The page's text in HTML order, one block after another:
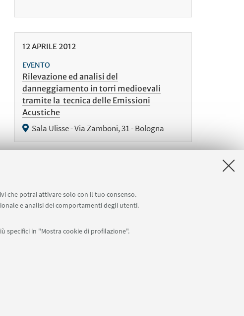
che potrai attivare solo con il tuo consenso.
e analisi dei comportamenti degli utenti.
specifici in "Mostra cookie di profilazione".
12APRILE 2012
EVENTO
Rilevazione ed analisi del
danneggiamento in torri medioevali
tramite la tecnica delle Emissioni
Acustiche
Sala Ulisse - Via Zamboni, 31 - Bologna
Successivi
12
»
80007010376 -